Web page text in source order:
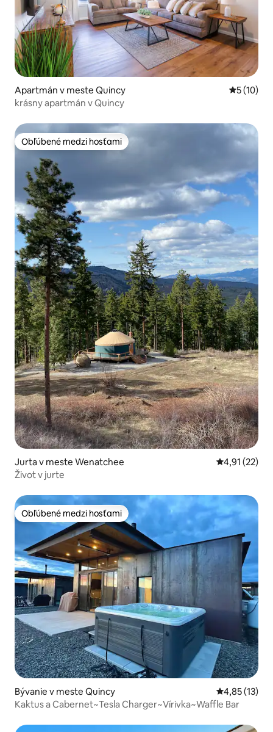
Apartmán v meste Quincy
5 (10)
krásny apartmán v Quincy
Obľúbené medzi hosťami
Obľúbené medzi hosťami
Jurta v meste Wenatchee Priemerné
4,91 (22)
Život v jurte
Obľúbené medzi hosťami
Obľúbené medzi hosťami
Bývanie v meste Quincy Priemerné
4,85 (13)
Kaktus a Cabernet~Tesla Charger~Vírivka~Waffle Bar